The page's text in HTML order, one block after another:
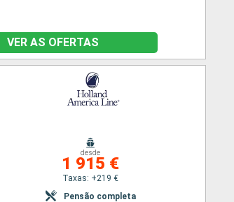
VER AS OFERTAS
desde
1 915 €
Taxas: +219 €
Pensão completa